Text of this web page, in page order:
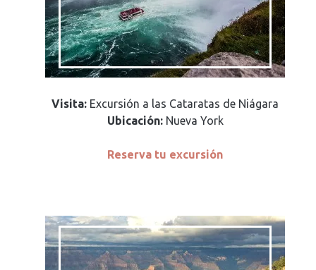
Visita: Excursión a las Cataratas de Niágara
Ubicación:Nueva York
Reserva tu excursión